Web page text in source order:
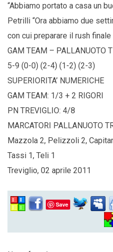
“Abbiamo portato a casa un
Petrilli “Ora abbiamo due
con cui preparare il rush
GAM TEAM – PALLANUOTO
5-9 (0-0) (2-4) (1-2) (2-3)
SUPERIORITA’ NUMERICHE
GAM TEAM: 1/3 + 2 RIGORI
PN TREVIGLIO: 4/8
MARCATORI PALLANUOTO
Mazzola 2, Pelizzoli 2,
Tassi 1, Teli 1
Treviglio, 02 aprile 2011
Save